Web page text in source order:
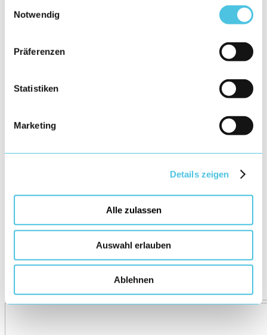
Notwendig
Präferenzen
Statistiken
Marketing
Details zeigen
Alle zulassen
Auswahl erlauben
Ablehnen